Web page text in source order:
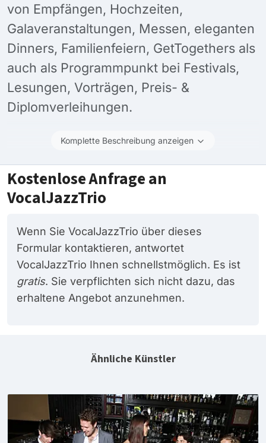
von Empfängen, Hochzeiten,
Galaveranstaltungen, Messen, eleganten
Dinners, Familienfeiern, GetTogethers als
auch als Programmpunkt bei Festivals,
Lesungen, Vorträgen, Preis- &
Diplomverleihungen.
Komplette Beschreibung anzeigen
Kostenlose Anfrage an
VocalJazzTrio
Wenn Sie VocalJazzTrio über dieses
Formular kontaktieren, antwortet
VocalJazzTrio Ihnen schnellstmöglich. Es ist
gratis. Sie verpflichten sich nicht dazu, das
erhaltene Angebot anzunehmen.
Ähnliche Künstler